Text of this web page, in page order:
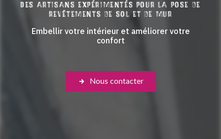
Des artisans expérimentés pour la pose de
revêtements de sol et de mur
Embellir votre intérieur et améliorer votre
confort
Nous contacter